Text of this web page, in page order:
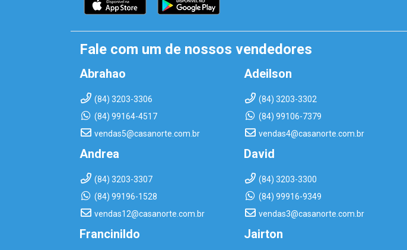
Fale com um de nossos vendedores
Abrahao
(84) 3203-3306
(84) 99164-4517
vendas5@casanorte.com.br
Adeilson
(84) 3203-3302
(84) 99106-7379
vendas4@casanorte.com.br
Andrea
(84) 3203-3307
(84) 99196-1528
vendas12@casanorte.com.br
David
(84) 3203-3300
(84) 99916-9349
vendas3@casanorte.com.br
Francinildo Jairton